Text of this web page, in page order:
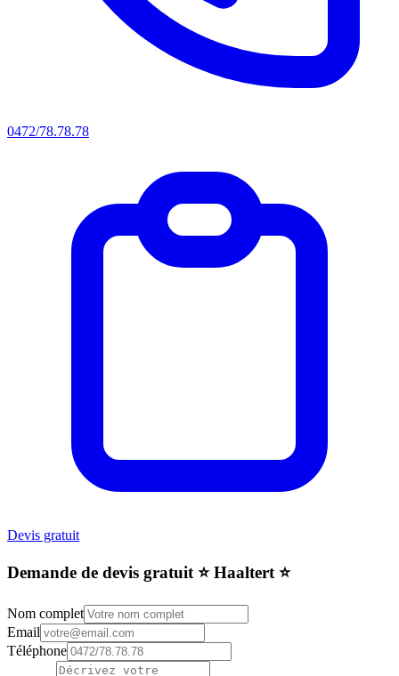
0472/78.78.78
Devis gratuit
Demande de devis gratuit ⭐️ Haaltert ⭐️
Nom complet
Email
Téléphone